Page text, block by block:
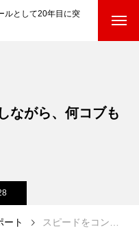
ルとして20年目に突
ながら、何コブも
ート スピードをコントロールしながら、何コブも滑れました！